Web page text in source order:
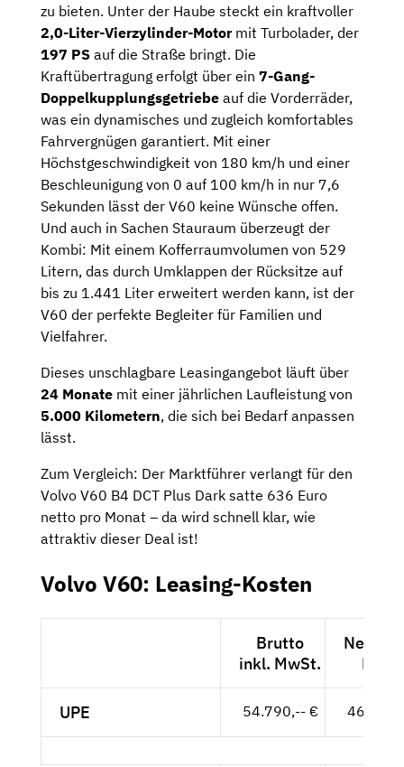
zu bieten. Unter der Haube steckt ein kraftvoller
2,0-Liter-Vierzylinder-Motormit Turbolader, der
197 PS auf die Straße bringt. Die
Kraftübertragung erfolgt über ein 7-Gang-
Doppelkupplungsgetriebe auf die Vorderräder,
was ein dynamisches und zugleich komfortables
Fahrvergnügen garantiert. Mit einer
Höchstgeschwindigkeit von 180 km/h und einer
Beschleunigung von 0 auf 100 km/h in nur 7,6
Sekunden lässt der V60 keine Wünsche offen.
Und auch in Sachen Stauraum überzeugt der
Kombi: Mit einem Kofferraumvolumen von 529
Litern, das durch Umklappen der Rücksitze auf
bis zu 1.441 Liter erweitert werden kann, ist der
V60 der perfekte Begleiter für Familien und
Vielfahrer.
Dieses unschlagbare Leasingangebot läuft über
24 Monate mit einer jährlichen Laufleistung von
5.000 Kilometern, die sich bei Bedarf anpassen
lässt.
Zum Vergleich: Der Marktführer verlangt für den
Volvo V60 B4 DCT Plus Dark satte 636 Euro
netto pro Monat – da wird schnell klar, wie
attraktiv dieser Deal ist!
Volvo V60: Leasing-Kosten
Brutto
inkl. MwSt.
Netto
UPE 54.790,-- €